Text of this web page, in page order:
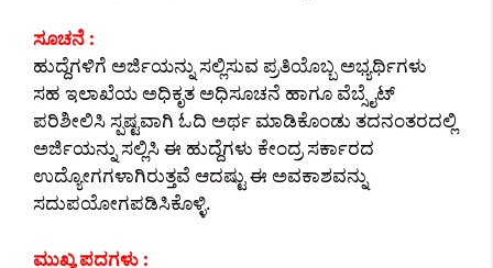
ಸೂಚನೆ :
ಹುದ್ದೆಗಳಿಗೆ ಅರ್ಜಿಯನ್ನು ಸಲ್ಲಿಸುವ ಪ್ರತಿಯೊಬ್ಬ ಅಭ್ಯರ್ಥಿಗಳು
ಸಹ ಇಲಾಖೆಯ ಅಧಿಕೃತ ಅಧಿಸೂಚನೆ ಹಾಗೂ ವೆಬ್ಸೈಟ್
ಪರಿಶೀಲಿಸಿ ಸ್ಪಷ್ಟವಾಗಿ ಓದಿ ಅರ್ಥ ಮಾಡಿಕೊಂಡು ತದನಂತರದಲ್ಲಿ
ಅರ್ಜಿಯನ್ನು ಸಲ್ಲಿಸಿ ಈ ಹುದ್ದೆಗಳು ಕೇಂದ್ರ ಸರ್ಕಾರದ
ಉದ್ಯೋಗಗಳಾಗಿರುತ್ತವೆ ಆದಷ್ಟು ಈ ಅವಕಾಶವನ್ನು
ಸದುಪಯೋಗಪಡಿಸಿಕೊಳ್ಳಿ.
ಮುಖ್ಯ ಪದಗಳು :